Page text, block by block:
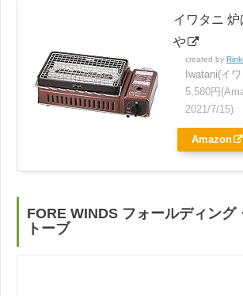
イワタニ 炉
や
created by
Iwatani(イ
5,580円
2021/7/15)
Amazon
FORE WINDS フォールディング
トーブ